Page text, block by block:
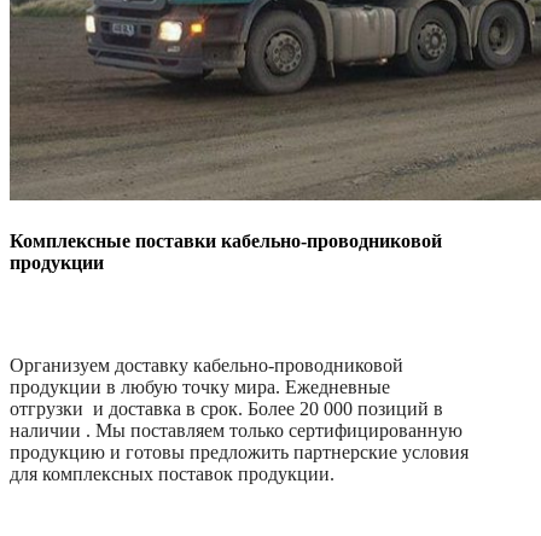
Комплексные поставки кабельно-проводниковой
продукции
Организуем доставку кабельно-проводниковой
продукции в любую точку мира. Ежедневные
отгрузки и доставка в срок. Более 20 000 позиций в
наличии . Мы поставляем только сертифицированную
продукцию и готовы предложить партнерские условия
для комплексных поставок продукции.